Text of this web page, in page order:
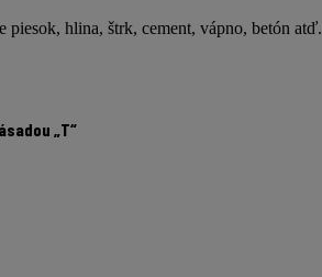
piesok, hlina, štrk, cement, vápno, betón atď.
„T“